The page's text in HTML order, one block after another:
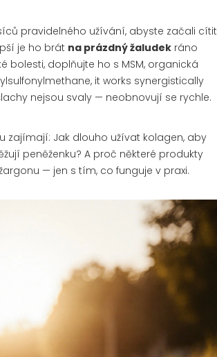
pravidelného užívání, abyste začali cítit
je ho brát na prázdný žaludek ráno
bolesti, doplňujte ho s MSM, organická
, it works synergistically
nejsou svaly — neobnovují se rychle.
zajímají: Jak dlouho užívat kolagen, aby
peněženku? A proč některé produkty
— jen s tím, co funguje v praxi.